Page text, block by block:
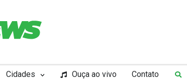
Cidades Ouça ao vivo Contato